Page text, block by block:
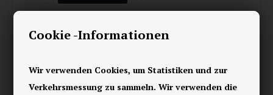
Cookie -Informationen
Wir verwenden Cookies, um Statistiken und zur
Verkehrsmessung zu sammeln. Wir verwenden die
Wert auf guten Stil legt.
Sicherheitsverschluss.
Breite: 1,2 cm und in verschiedenen Längen erhältlich.